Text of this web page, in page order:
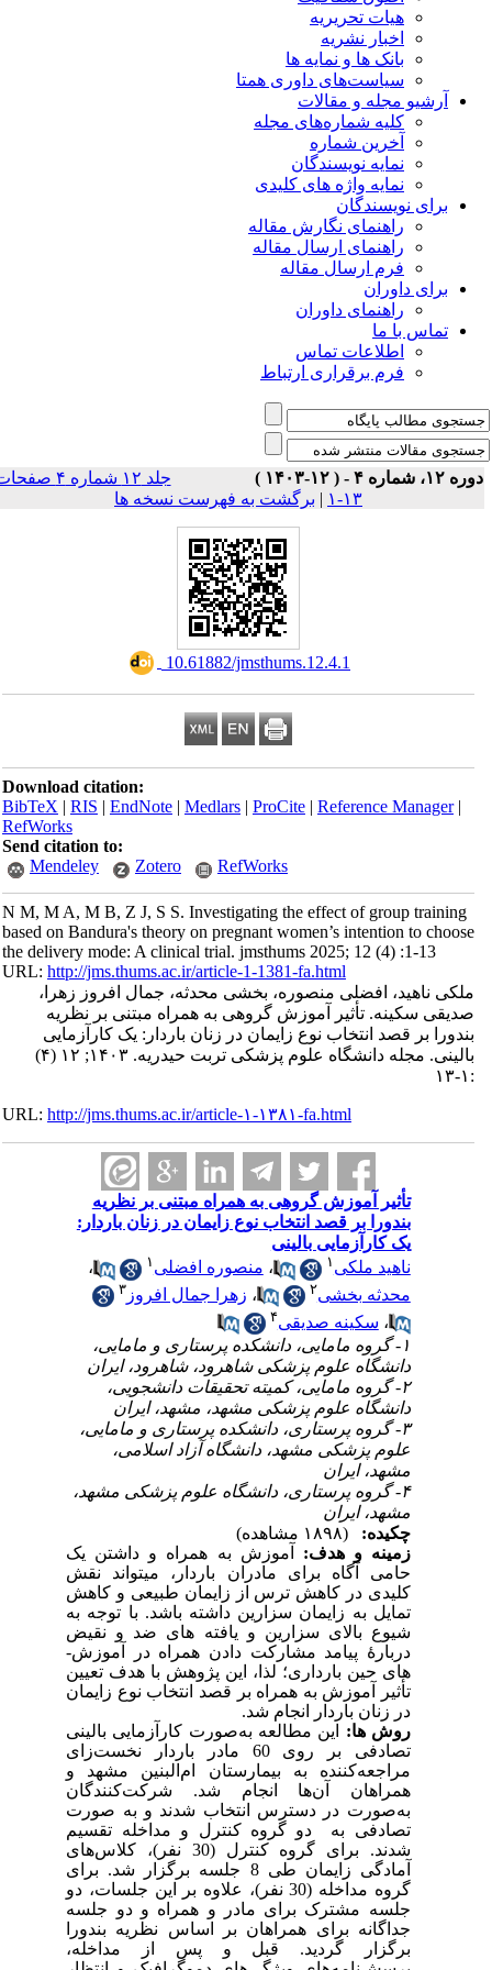
هیات تحریریه
اخبار نشریه
بانک ها و نمایه ها
سیاست‌های داوری همتا
مجله و مقالات
کلیه شماره‌های مجله
آخرین شماره
نمایه نویسندگان
نمایه واژه های کلیدی
نویسندگان
راهنمای نگارش مقاله
راهنمای ارسال مقاله
فرم ارسال مقاله
داوران
راهنمای داوران
با ما
اطلاعات تماس
فرم برقراری ارتباط
جلد ۱۲ شماره ۴ صفحات
برگشت به فهرست نسخه ها
‎ 10.61882/jmsthums.12.4.1
Download citation:
BibTeX|RIS|EndNote| Medlars| ProCite|Reference
RefWorks
Send citation to:
Mendeley
Zotero RefWorks
N M, M A, M B, Z J, S S. Investigating the effect of group
based on Bandura's theory on pregnant women’s intention to
the delivery mode: A clinical trial. jmsthums 2025; 12 (4) :1-
URL:http://jms.thums.ac.ir/article-1-1381-fa.html
افضلی منصوره، بخشی محدثه، جمال افروز زهرا،
سکینه. تأثیر آموزش گروهی به همراه مبتنی بر نظریه
بر قصد انتخاب نوع زایمان در زنان باردار: یک کارآزمایی
بالینی. مجله دانشگاه علوم پزشکی تربت حیدریه. ۱۴۰۳; ۱۲ (۴)
URL:http://jms.thums.ac.ir/article-۱-۱۳۸۱-fa.html
تأثیر آموزش گروهی به همراه مبتنی بر نظریه
بندورا بر قصد انتخاب نوع زایمان در زنان باردار:
یک کارآزمایی بالینی
ناهید ملکی۱ ، منصوره افضلی
،
محدثه بخشی۲ ، زهرا جمال افروز۳
سکینه صدیقی
۱- گروه مامایی، دانشکده پرستاری و مامایی،
دانشگاه علوم پزشکی شاهرود، شاهرود، ایران
۲- گروه مامایی، کمیته تحقیقات دانشجویی،
دانشگاه علوم پزشکی مشهد، مشهد، ایران
۳- گروه پرستاری، دانشکده پرستاری و مامایی،
علوم پزشکی مشهد، دانشگاه آزاد اسلامی،
مشهد، ایران
۴- گروه پرستاری، دانشگاه علوم پزشکی مشهد،
مشهد، ایران
(۱۸۹۸ مشاهده)
زمینه و هدف:
آموزش به همراه و داشتن یک
حامی آگاه برای مادران باردار، می­تواند نقش
کلیدی در کاهش ترس از زایمان طبیعی و کاهش
تمایل به زایمان سزارین داشته باشد. با توجه به
شیوع بالای سزارین و یافته­ های ضد و نقیض
دربارۀ پیامد مشارکت دادن همراه در آموزش­
های حین بارداری؛لذا، این پژوهش با هدف تعیین
تأثیر آموزش به همراه بر قصد انتخاب نوع زایمان
در زنان باردار انجام شد.
روش­ ها: این مطالعه به‌صورت کارآزمایی بالینی
تصادفی بر روی 60 مادر باردار نخست‌زای
مراجعه‌کننده به بیمارستان ام‌البنین مشهد و
همراهان آن‌ها انجام شد. شرکت‌کنندگان
به‌صورت در دسترس انتخاب شدند و به صورت
تصادفی به دو گروه کنترل و مداخله تقسیم
شدند. برای گروه کنترل (30 نفر)، کلاس‌های
آمادگی زایمان طی 8 جلسه برگزار شد. برای
گروه مداخله (30 نفر)، علاوه بر این جلسات، دو
جلسه مشترک برای مادر و همراه و دو جلسه
جداگانه برای همراهان بر اساس نظریه بندورا
برگزار گردید. قبل و پس از مداخله،